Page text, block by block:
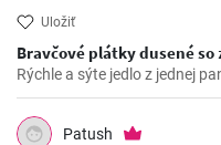
Uložiť
Bravčové plátky dusené
Rýchle a sýte jedlo z jednej
Patush